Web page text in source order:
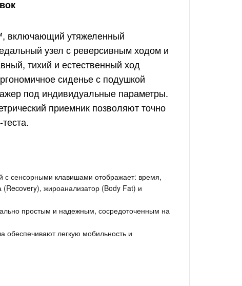
включающий утяжеленный
узел с реверсивным ходом и
тихий и естественный ход
сиденье с подушкой
под индивидуальные параметры.
приемник позволяют точно
сенсорными клавишами отображает: время,
жироанализатор (Body Fat) и
простым и надежным, сосредоточенным на
обеспечивают легкую мобильность и